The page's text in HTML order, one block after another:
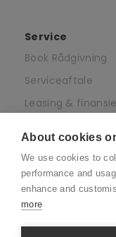
Service
Book Rådgivning
Serviceaftale
Leasing &
af elcykler
About cookies
We use cookies to
performance and
enhance and
more